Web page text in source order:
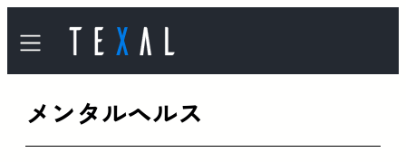
容
を
メンタルヘルス